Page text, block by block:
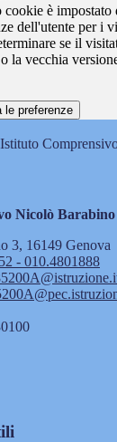
cookie è impostato
dell'utente per i
se il
la vecchia
le preferenze
Istituto
Nicolò Barabino
3, 16149 Genova
- 010.4801888